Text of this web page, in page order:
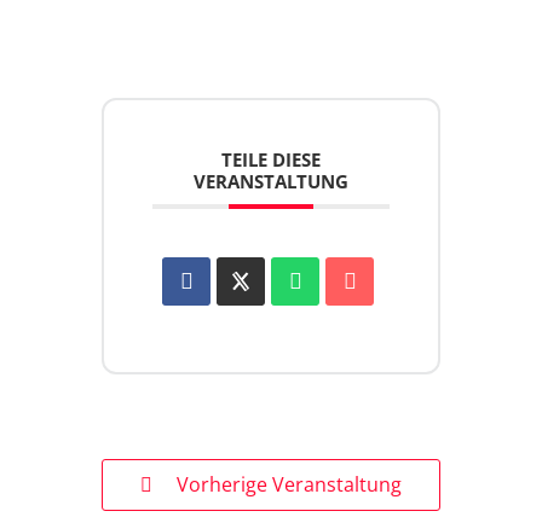
TEILE DIESE
VERANSTALTUNG
Vorherige Veranstaltung